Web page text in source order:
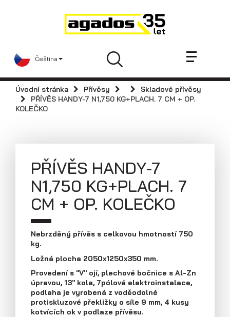
Čeština
Novinky a články
Prodejci
Kontakt
Videa
AGADOS
Skladové přívěsy
Praktické informace
Kariéra
Navštivte nás
Průmyslová 2081, 594 01 Velké Meziříčí
Tel: +420 566 653 311
Fax: +420 566 653 368
E-mail: obchod@agados.cz
Sledujte nás
AGA KIT
Přívěsy s koly vedle ložné plochy
(plechové bočnice)
Úvodní stránka Přívěsy
Skladové přívěsy
PŘÍVĚS HANDY-7 N1,750 KG+PLACH. 7 CM + OP.
KOLEČKO
PŘÍVĚS HANDY-7
N1,750 KG+PLACH. 7
CM + OP. KOLEČKO
Nebrzděný přívěs s celkovou hmotností 750
kg.
Ložná plocha 2050x1250x350 mm.
Provedení s "V" ojí, plechové bočnice s Al-Zn
úpravou, 13" kola, 7pólová elektroinstalace,
podlaha je vyrobená z voděodolné
protiskluzové překližky o síle 9 mm, 4 kusy
kotvících ok v podlaze přívěsu.